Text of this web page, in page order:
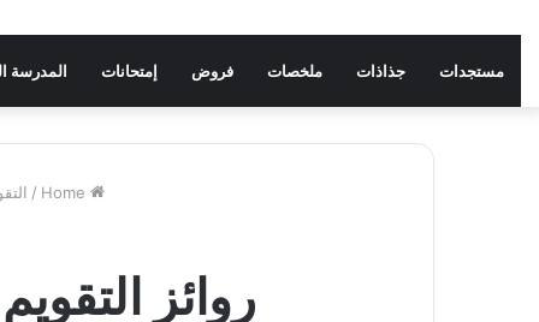
مستجدات جذاذات ملخصات فروض إمتحانات المدرسة
/
روائز